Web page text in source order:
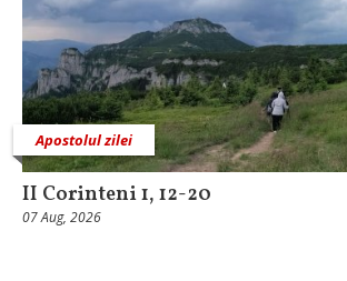
Apostolul zilei
II Corinteni 1, 12-20
07 Aug, 2026